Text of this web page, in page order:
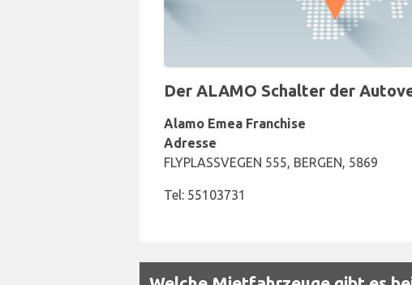
Der ALAMO Schalter der
Alamo Emea Franchise
Adresse
FLYPLASSVEGEN 555, BERGEN, 5869
Tel: 55103731